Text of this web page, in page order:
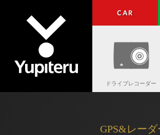
CAR
ドライブレコーダー
GPS&レー